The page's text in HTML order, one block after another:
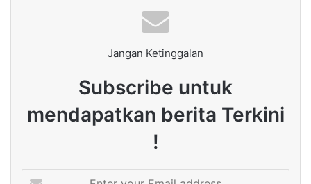
Jangan Ketinggalan
Subscribe untuk
mendapatkan berita Terkini
!